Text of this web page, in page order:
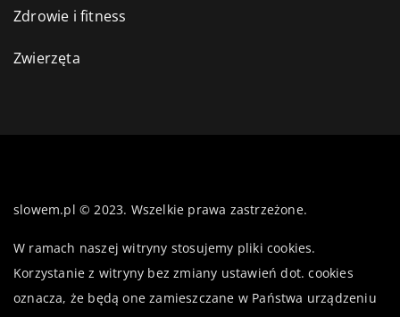
Zdrowie i fitness
Zwierzęta
slowem.pl © 2023. Wszelkie prawa zastrzeżone.
W ramach naszej witryny stosujemy pliki cookies.
Korzystanie z witryny bez zmiany ustawień dot. cookies
oznacza, że będą one zamieszczane w Państwa urządzeniu